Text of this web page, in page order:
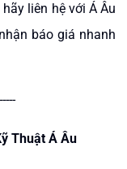
liên hệ với Á Âu
báo giá nhanh
Thuật Á Âu